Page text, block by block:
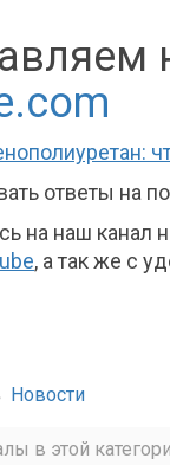
ответы на
на наш канал
, а так же с
Новости
в этой